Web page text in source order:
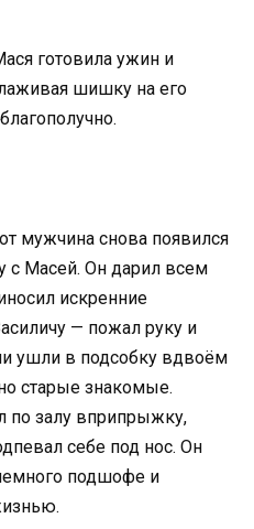
готовила ужин и
шишку на его
мужчина снова появился
с Масей. Он дарил всем
искренние
— пожал руку и
ушли в подсобку вдвоём
старые знакомые.
по залу вприпрыжку,
себе под нос. Он
подшофе и